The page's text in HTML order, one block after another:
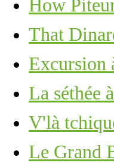
How
That
Excursion
La séthée
V'là
Le Grand